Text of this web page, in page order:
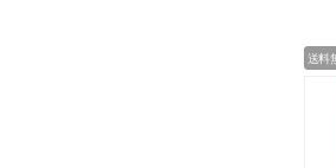
送料